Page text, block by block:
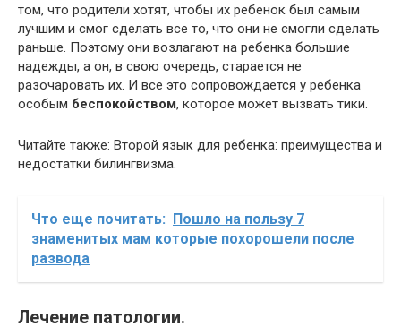
том, что родители хотят, чтобы их ребенок был самым
лучшим и смог сделать все то, что они не смогли сделать
раньше. Поэтому они возлагают на ребенка большие
надежды, а он, в свою очередь, старается не
разочаровать их. И все это сопровождается у ребенка
особым беспокойством, которое может вызвать тики.
Читайте также: Второй язык для ребенка: преимущества и
недостатки билингвизма.
Что еще почитать: Пошло на пользу 7
знаменитых мам которые похорошели после
развода
Лечение патологии.